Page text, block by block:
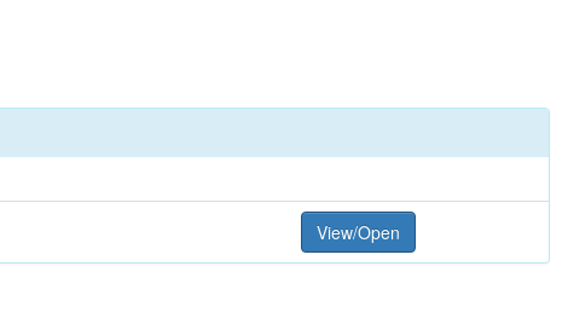
View/Open